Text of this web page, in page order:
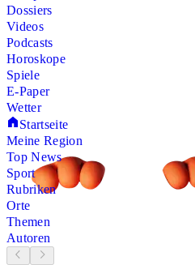
Dossiers
Videos
Podcasts
Horoskope
Spiele
E-Paper
Wetter
Startseite
Meine Region
Top News
Sport
Rubriken
Orte
Themen
Autoren